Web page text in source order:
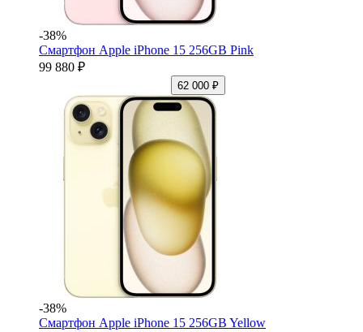
-38%
Смартфон Apple iPhone 15 256GB Pink
99 880 ₽
62 000 ₽
-38%
Смартфон Apple iPhone 15 256GB Yellow